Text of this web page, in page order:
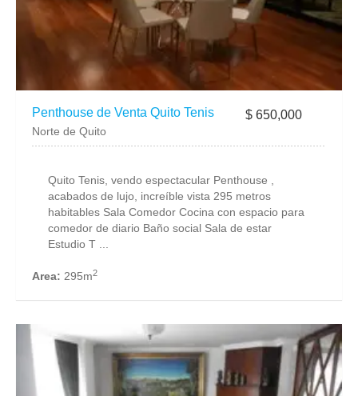
Penthouse de Venta Quito Tenis $ 650,000
Norte de Quito
Quito Tenis, vendo espectacular Penthouse ,
acabados de lujo, increíble vista 295 metros
habitables Sala Comedor Cocina con espacio para
comedor de diario Baño social Sala de estar
Estudio T ...
Area: 295m2